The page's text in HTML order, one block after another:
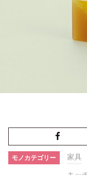
モノカテゴリー 家具